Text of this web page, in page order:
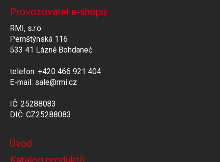
Provozovatel e-shopu
RMI, s.r.o.
Pernštýnská 116
533 41 Lázně Bohdaneč
telefon: +420 466 921 404
E-mail: sale@rmi.cz
IČ: 25288083
DIČ: CZ25288083
Úvod